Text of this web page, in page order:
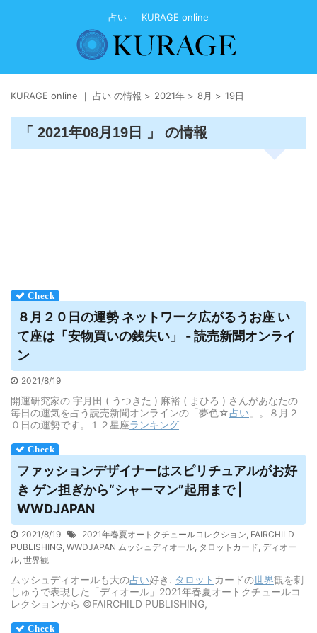
占い ｜ KURAGE online
KURAGE online ｜ 占い の情報 > 2021年 > 8月 > 19日
「 2021年08月19日 」 の情報
８月２０日の運勢 ネットワーク広がるうお座 い
て座は「安物買いの銭失い」 - 読売新聞オンライ
ン
2021/8/19
開運研究家の 宇月田 ( うつきた ) 麻裕 ( まひろ ) さんがあなたの
毎日の運気を占う読売新聞オンラインの「夢色☆占い 」。８月２
０日の運勢です。１２星座ランキング
ファッションデザイナーはスピリチュアルがお好
き ゲン担ぎから“シャーマン”起用まで |
WWDJAPAN
2021/8/19 2021年春夏オートクチュールコレクション, FAIRCHILD
PUBLISHING, WWDJAPAN ムッシュディオール, タロットカード, ディオー
ル, 世界観
ムッシュディオールも大の占い好き. タロット カードの世界観を刺
しゅうで表現した「ディオール」2021年春夏オートクチュールコ
レクションから ©︎FAIRCHILD PUBLISHING,